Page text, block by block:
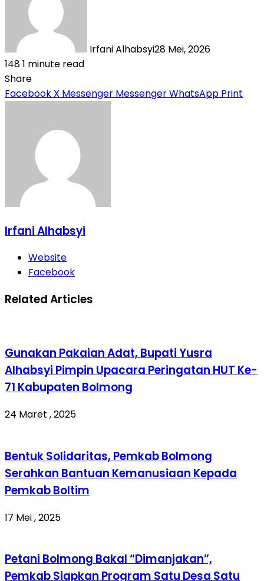
Irfani Alhabsyi28 Mei, 2026
1481 minute read
Share
Facebook X Messenger MessengerWhatsApp Print
Irfani Alhabsyi
Website
Facebook
Related Articles
Gunakan Pakaian Adat, Bupati Yusra
Alhabsyi Pimpin Upacara Peringatan HUT Ke-
71 Kabupaten Bolmong
24 Maret , 2025
Bentuk Solidaritas, Pemkab Bolmong
Serahkan Bantuan Kemanusiaan Kepada
Pemkab Boltim
17 Mei , 2025
Petani Bolmong Bakal “Dimanjakan”,
Pemkab Siapkan Program Satu Desa Satu